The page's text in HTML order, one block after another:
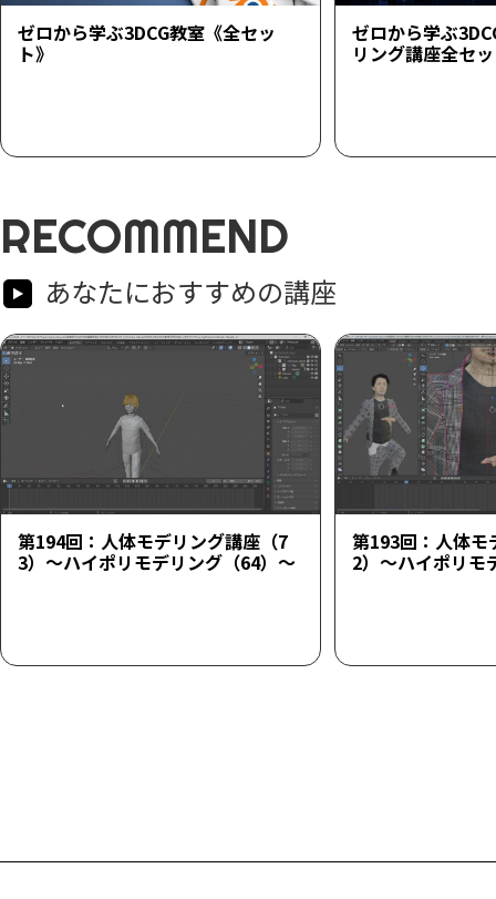
ゼロから学ぶ3DCG教室《全セッ
ト》
ゼロから学ぶ
リング講座全セ
RECOMMEND
あなたにおすすめの講座
第194回：人体モデリング講座（7
3）～ハイポリモデリング（64）～
第193回：人体モ
2）～ハイポリモ